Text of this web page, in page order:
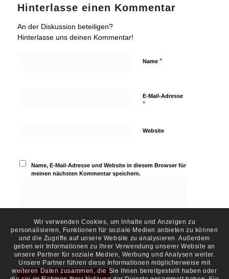
Hinterlasse einen Kommentar
An der Diskussion beteiligen?
Hinterlasse uns deinen Kommentar!
Name *
E-Mail-Adresse
*
Website
Name, E-Mail-Adresse und Website in diesem Browser für
meinen nächsten Kommentar speichern.
Wir verwenden Cookies, um Inhalte und Anzeigen zu
personalisieren, Funktionen für soziale Medien anbieten zu können
und die Zugriffe auf unsere Website zu analysieren. Außerdem
geben wir Informationen zu Ihrer Verwendung unserer Website an
unsere Partner für soziale Medien, Werbung und Analysen weiter.
Unsere Partner führen diese Informationen möglicherweise mit
weiteren Daten zusammen, die Sie Ihnen bereitgestellt haben oder